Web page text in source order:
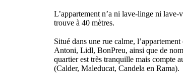
L’appartement n’a ni lave-linge ni lave-
trouve à 40 mètres.
Situé dans une rue calme,
Antoni, Lidl, BonPreu, ainsi que de
quartier est très tranquille mais compte
(Calder, Maleducat, Candela en Rama).